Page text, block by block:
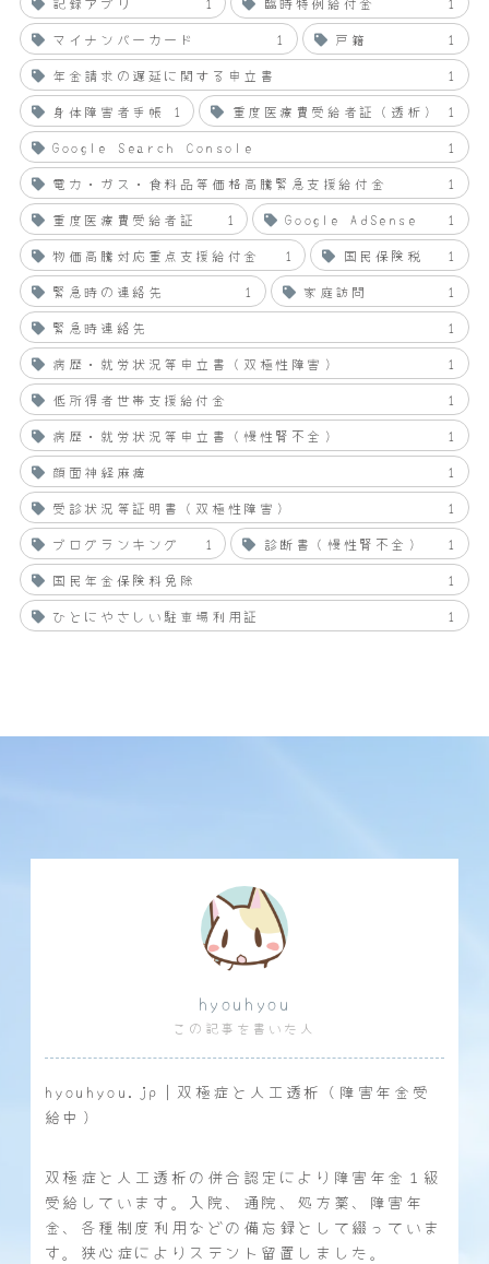
マイナンバーカード
1 戸籍
1
年金請求の遅延に関する申立書
1
身体障害者手帳
1 重度医療費受給者証（透析）
1
Google Search Console
1
電力・ガス・食料品等価格高騰緊急支援給付金
1
重度医療費受給者証
1 Google AdSense
1
物価高騰対応重点支援給付金
1 国民保険税
1
緊急時の連絡先
1 家庭訪問
1
緊急時連絡先
1
病歴・就労状況等申立書（双極性障害）
1
低所得者世帯支援給付金
1
病歴・就労状況等申立書（慢性腎不全）
1
顔面神経麻痺
1
受診状況等証明書（双極性障害）
1
ブログランキング
1 診断書（慢性腎不全）
1
国民年金保険料免除
1
ひとにやさしい駐車場利用証
1
hyouhyou
この記事を書いた人
hyouhyou.jp｜双極症と人工透析（障害年金受
給中）
双極症と人工透析の併合認定により障害年金１級
受給しています。入院、通院、処方薬、障害年
金、各種制度利用などの備忘録として綴っていま
す。狭心症によりステント留置しました。